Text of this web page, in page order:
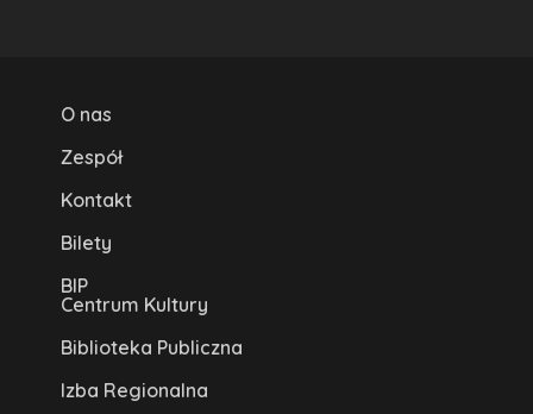
O nas
Zespół
Kontakt
Bilety
BIP
Centrum Kultury
Biblioteka Publiczna
Izba Regionalna